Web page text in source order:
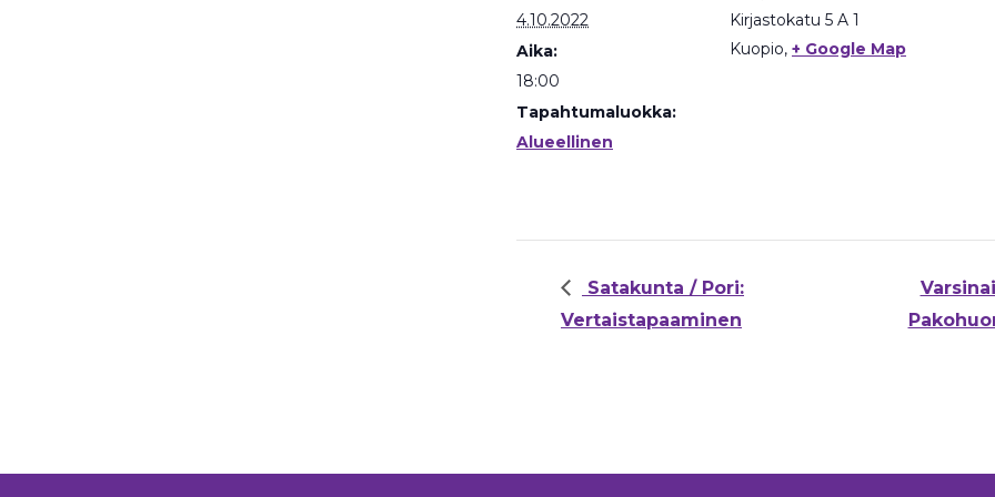
4.10.2022
Aika:
18:00
Tapahtumaluokka:
Alueellinen
Kirjastokatu 5 A 1
Kuopio, + Google Map
Satakunta / Pori:
Vertaistapaaminen